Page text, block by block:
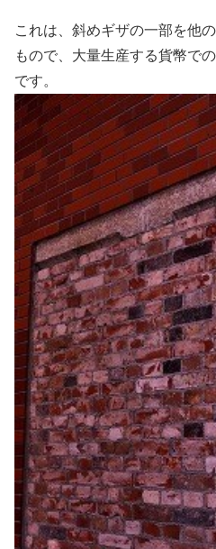
これは、斜めギザの一部を他
もので、大量生産する貨幣で
です。